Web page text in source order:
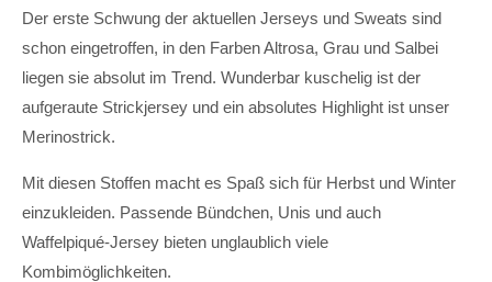
Der erste Schwung der aktuellen Jerseys und Sweats sind
schon eingetroffen, in den Farben Altrosa, Grau und Salbei
liegen sie absolut im Trend. Wunderbar kuschelig ist der
aufgeraute Strickjersey und ein absolutes Highlight ist unser
Merinostrick.
Mit diesen Stoffen macht es Spaß sich für Herbst und Winter
einzukleiden. Passende Bündchen, Unis und auch
Waffelpiqué-Jersey bieten unglaublich viele
Kombimöglichkeiten.